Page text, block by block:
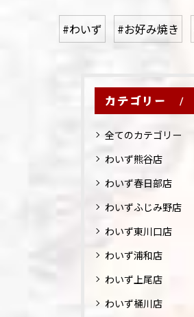
#わいず #お好み焼き
カテゴリー
全てのカテゴリー
わいず熊谷店
わいず春日部店
わいずふじみ野店
わいず東川口店
わいず浦和店
わいず上尾店
わいず桶川店